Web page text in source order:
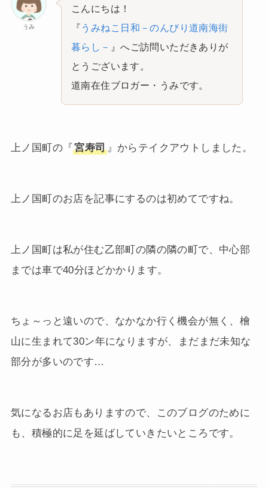
うみ
こんにちは！
『 うみねこ日和－のんびり道南海街
暮らし－ 』へご訪問いただきありが
とうございます。
道南在住ブロガー・うみです。
上ノ国町の『宮寿司』からテイクアウトしました。
上ノ国町のお店を記事にするのは初めてですね。
上ノ国町は私が住む乙部町の隣の隣の町で、中心部
までは車で40分ほどかかります。
ちょ～っと遠いので、なかなか行く機会が無く、檜
山に生まれて30ン年になりますが、まだまだ未知な
部分が多いのです…
気になるお店もありますので、このブログのために
も、積極的に足を延ばしていきたいところです。